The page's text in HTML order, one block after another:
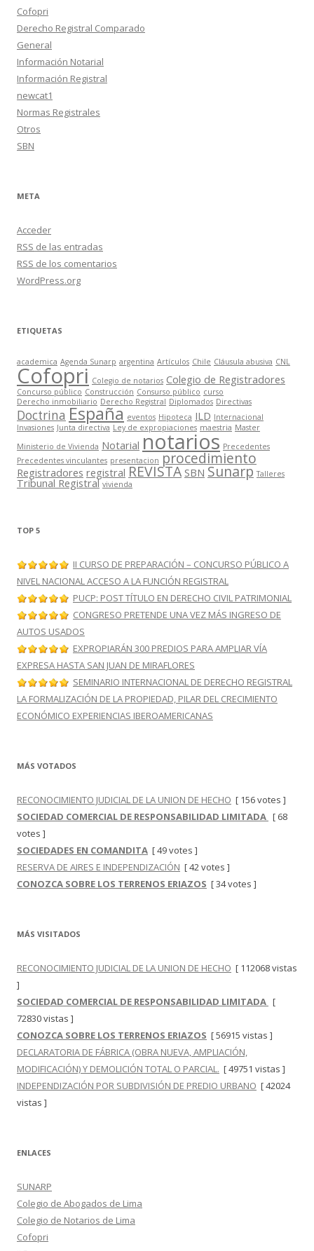
Cofopri
Derecho Registral Comparado
General
Información Notarial
Información Registral
newcat1
Normas Registrales
Otros
SBN
META
Acceder
RSS de las entradas
RSS de los comentarios
WordPress.org
ETIQUETAS
academica Agenda Sunarp argentina Artículos Chile Cláusula abusiva CNL
Cofopri Colegio de notarios Colegio de Registradores
Concurso público Construcción Consurso público curso
Derecho inmobiliario Derecho Registral Diplomados Directivas
Doctrina España eventos Hipoteca ILD Internacional
Invasiones Junta directiva Ley de expropiaciones maestria Master
Ministerio de Vivienda Notarial notarios Precedentes
Precedentes vinculantes presentacion procedimiento
Registradores registral REVISTA SBN Sunarp Talleres
Tribunal Registral vivienda
TOP 5
II CURSO DE PREPARACIÓN – CONCURSO PÚBLICO A
NIVEL NACIONAL ACCESO A LA FUNCIÓN REGISTRAL
PUCP: POST TÍTULO EN DERECHO CIVIL PATRIMONIAL
CONGRESO PRETENDE UNA VEZ MÁS INGRESO DE
AUTOS USADOS
EXPROPIARÁN 300 PREDIOS PARA AMPLIAR VÍA
EXPRESA HASTA SAN JUAN DE MIRAFLORES
SEMINARIO INTERNACIONAL DE DERECHO REGISTRAL
LA FORMALIZACIÓN DE LA PROPIEDAD, PILAR DEL CRECIMIENTO
ECONÓMICO EXPERIENCIAS IBEROAMERICANAS
MÁS VOTADOS
RECONOCIMIENTO JUDICIAL DE LA UNION DE HECHO [ 156 votes ]
SOCIEDAD COMERCIAL DE RESPONSABILIDAD LIMITADA [ 68
votes ]
SOCIEDADES EN COMANDITA [ 49 votes ]
RESERVA DE AIRES E INDEPENDIZACIÓN [ 42 votes ]
CONOZCA SOBRE LOS TERRENOS ERIAZOS [ 34 votes ]
MÁS VISITADOS
RECONOCIMIENTO JUDICIAL DE LA UNION DE HECHO [ 112068 vistas
]
SOCIEDAD COMERCIAL DE RESPONSABILIDAD LIMITADA [
72830 vistas ]
CONOZCA SOBRE LOS TERRENOS ERIAZOS [ 56915 vistas ]
DECLARATORIA DE FÁBRICA (OBRA NUEVA, AMPLIACIÓN,
MODIFICACIÓN) Y DEMOLICIÓN TOTAL O PARCIAL. [ 49751 vistas ]
INDEPENDIZACIÓN POR SUBDIVISIÓN DE PREDIO URBANO [ 42024
vistas ]
ENLACES
SUNARP
Colegio de Abogados de Lima
Colegio de Notarios de Lima
Cofopri